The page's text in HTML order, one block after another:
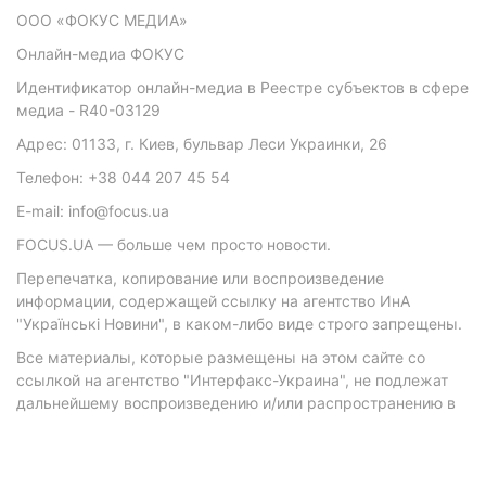
ООО «ФОКУС МЕДИА»
Онлайн-медиа ФОКУС
Идентификатор онлайн-медиа в Реестре субъектов в сфере
медиа - R40-03129
Адрес: 01133, г. Киев, бульвар Леси Украинки, 26
Телефон: +38 044 207 45 54
E-mail: info@focus.ua
FOCUS.UA — больше чем просто новости.
Перепечатка, копирование или воспроизведение
информации, содержащей ссылку на агентство ИнА
"Українські Новини", в каком-либо виде строго запрещены.
Все материалы, которые размещены на этом сайте со
ссылкой на агентство "Интерфакс-Украина", не подлежат
дальнейшему воспроизведению и/или распространению в